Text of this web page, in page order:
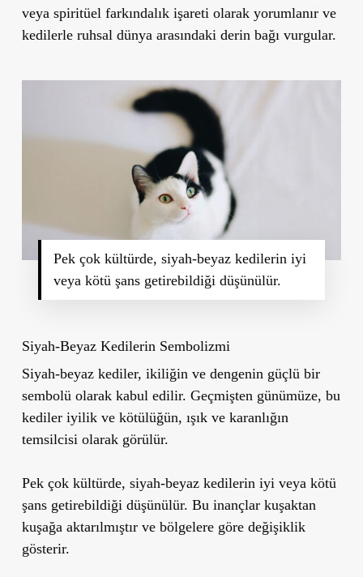
veya spiritüel farkındalık işareti olarak yorumlanır ve
kedilerle ruhsal dünya arasındaki derin bağı vurgular.
Pek çok kültürde, siyah-beyaz kedilerin iyi
veya kötü şans getirebildiği düşünülür.
Siyah-Beyaz Kedilerin Sembolizmi
Siyah-beyaz kediler, ikiliğin ve dengenin güçlü bir
sembolü olarak kabul edilir. Geçmişten günümüze, bu
kediler iyilik ve kötülüğün, ışık ve karanlığın
temsilcisi olarak görülür.
Pek çok kültürde, siyah-beyaz kedilerin iyi veya kötü
şans getirebildiği düşünülür. Bu inançlar kuşaktan
kuşağa aktarılmıştır ve bölgelere göre değişiklik
gösterir.